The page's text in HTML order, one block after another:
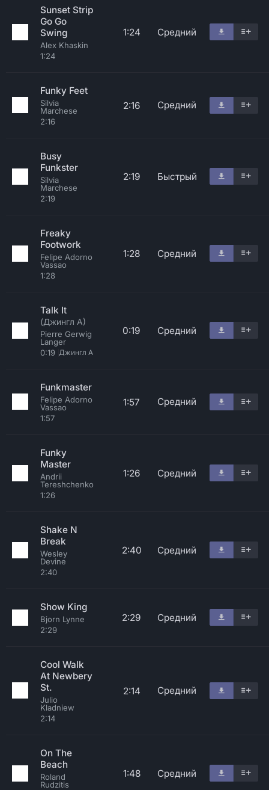
Sunset Strip
Go Go
Swing
Alex Khaskin
1:24
1:24 Средний
Funky Feet
Silvia
Marchese
2:16
2:16 Средний
Busy
Funkster
Silvia
Marchese
2:19
2:19 Быстрый
Freaky
Footwork
Felipe Adorno
Vassao
1:28
1:28 Средний
Talk It
(Джингл A)
Pierre Gerwig
Langer
0:19 Джингл A
0:19 Средний
Funkmaster
Felipe Adorno
Vassao
1:57
1:57 Средний
Funky
Master
Andrii
Tereshchenko
1:26
1:26 Средний
Shake N
Break
Wesley
Devine
2:40
2:40 Средний
Show King
Bjorn Lynne
2:29
2:29 Средний
Cool Walk
At Newbery
St.
Julio
Kladniew
2:14
2:14 Средний
On The
Beach
Roland
Rudzitis
1:48 Средний